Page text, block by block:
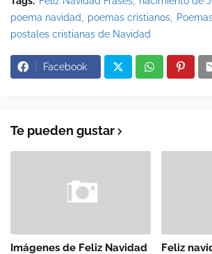
poema navidad
poemas cristianos
postales cristianas de Navidad
Facebook
Te pueden gustar
Imágenes de Feliz Navidad
Feliz